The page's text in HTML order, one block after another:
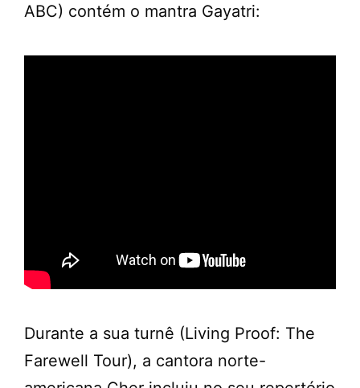
ABC) contém o mantra Gayatri:
Durante a sua turnê (Living Proof: The
Farewell Tour), a cantora norte-